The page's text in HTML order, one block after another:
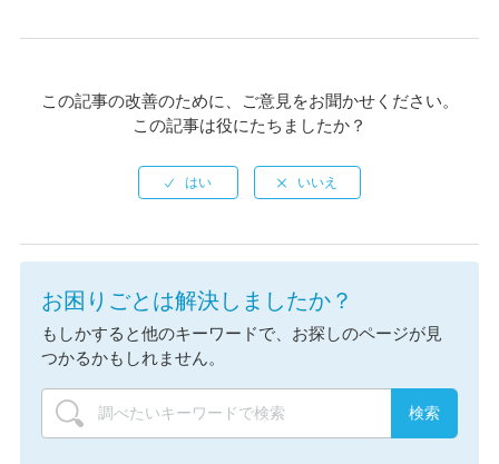
この記事の改善のために、ご意見をお聞かせください。
この記事は役にたちましたか？
お困りごとは解決しましたか？
もしかすると他のキーワードで、お探しのページが見
つかるかもしれません。